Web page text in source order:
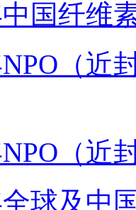
国纤维
NPO（近
（近
全球及中